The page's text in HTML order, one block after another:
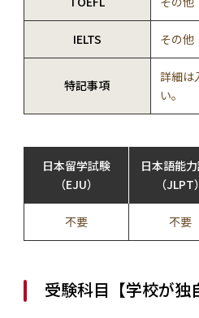
IELTS その他
特記事項
詳細は
い。
日本留学試験
（EJU）
日本語能
（JLPT）
不要 不要
受験科目【学校が独